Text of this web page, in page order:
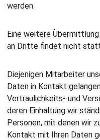
werden.
Eine weitere
an Dritte findet nicht
Diejenigen Mitarbeiter
Daten in Kontakt
Vertraulichkeits- und
deren Einhaltung wir
Personen, mit denen wir
Kontakt mit Ihren Daten